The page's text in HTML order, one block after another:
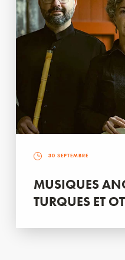
30 SEPTEMBRE
MUSIQUES
TURQUES ET